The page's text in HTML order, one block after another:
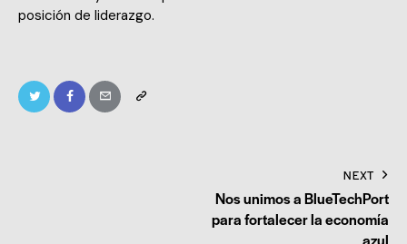
posición de liderazgo.
NEXT
Nos unimos a BlueTechPort
para fortalecer la economía